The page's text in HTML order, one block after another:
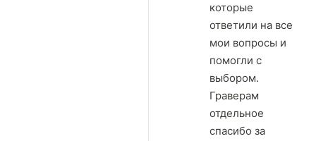
которые
ответили на все
мои вопросы и
помогли с
выбором.
Граверам
отдельное
спасибо за